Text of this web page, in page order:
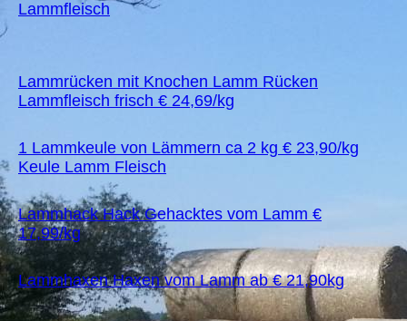
Lammfleisch
Lammrücken mit Knochen Lamm Rücken
Lammfleisch frisch € 24,69/kg
1 Lammkeule von Lämmern ca 2 kg € 23,90/kg
Keule Lamm Fleisch
Lammhack Hack Gehacktes vom Lamm €
17,99/kg
Lammhaxen Haxen vom Lamm ab € 21,90kg